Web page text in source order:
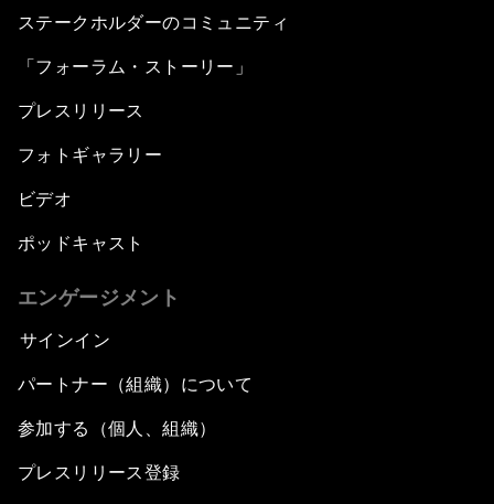
ステークホルダーのコミュニティ
「フォーラム・ストーリー」
プレスリリース
フォトギャラリー
ビデオ
ポッドキャスト
エンゲージメント
サインイン
パートナー（組織）について
参加する（個人、組織）
プレスリリース登録